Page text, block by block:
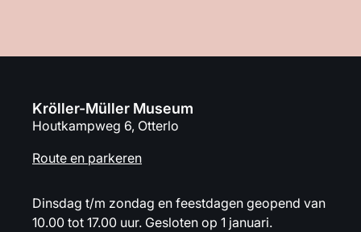
Kröller-Müller Museum
Houtkampweg 6, Otterlo
Route en parkeren
Dinsdag t/m zondag en feestdagen geopend van
10.00 tot 17.00 uur. Gesloten op 1 januari.